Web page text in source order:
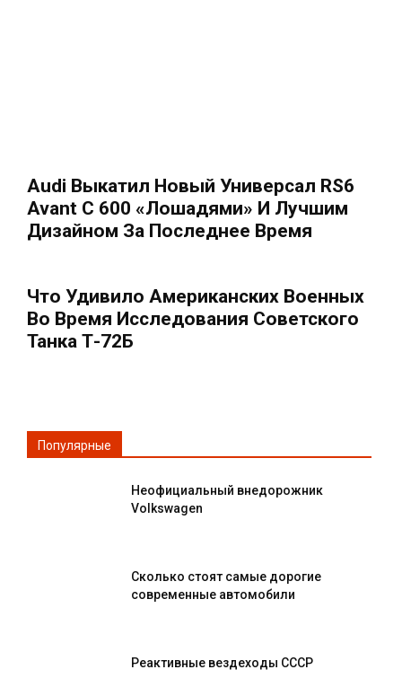
Audi Выкатил Новый Универсал RS6
Avant С 600 «лошадями» И Лучшим
Дизайном За Последнее Время
Что Удивило Американских Военных
Во Время Исследования Советского
Танка Т-72Б
Популярные
Неофициальный внедорожник
Volkswagen
Сколько стоят самые дорогие
современные автомобили
Реактивные вездеходы СССР